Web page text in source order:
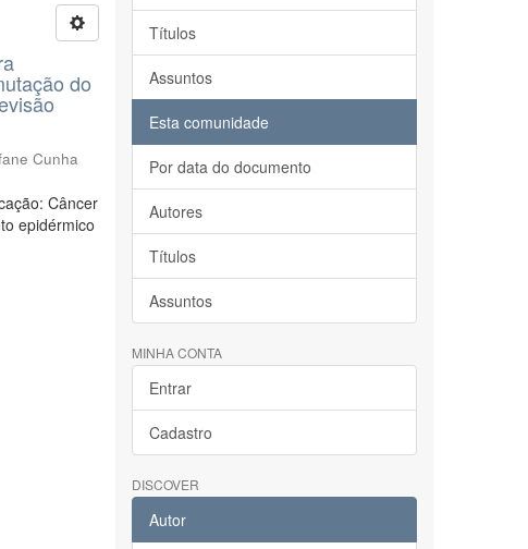
do
Cunha
Câncer
epidérmico
Títulos
Assuntos
Esta comunidade
Por data do documento
Autores
Títulos
Assuntos
MINHA CONTA
Entrar
Cadastro
DISCOVER
Autor